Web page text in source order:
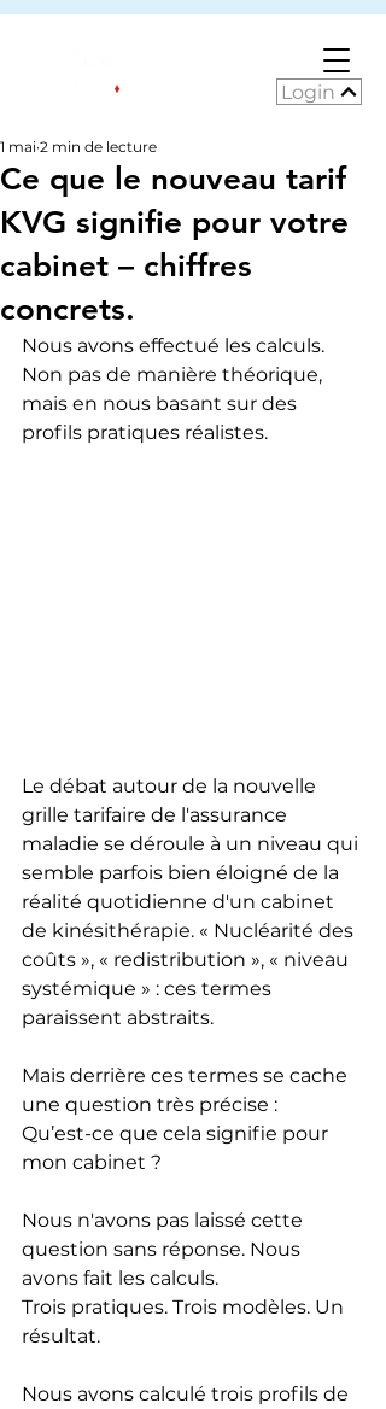
Login
Ce que le nouveau tarif
KVG signifie pour votre
cabinet – chiffres
concrets.
1 mai 2 min de lecture
Nous avons effectué les calculs.
Non pas de manière théorique,
mais en nous basant sur des
profils pratiques réalistes.
Le débat autour de la nouvelle
grille tarifaire de l'assurance
maladie se déroule à un niveau qui
semble parfois bien éloigné de la
réalité quotidienne d'un cabinet
de kinésithérapie. « Nucléarité des
coûts », « redistribution », « niveau
systémique » : ces termes
paraissent abstraits.
Mais derrière ces termes se cache
une question très précise :
Qu’est-ce que cela signifie pour
mon cabinet ?
Nous n'avons pas laissé cette
question sans réponse. Nous
avons fait les calculs.
Trois pratiques. Trois modèles. Un
résultat.
Nous avons calculé trois profils de